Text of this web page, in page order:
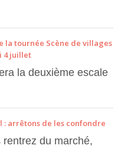
la tournée Scène de villages
4 juillet
la deuxième escale
: arrêtons de les confondre
rentrez du marché,